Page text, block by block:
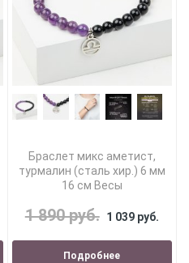
Браслет микс аметист,
турмалин (сталь хир.) 6 мм
16 см Весы
1 890 руб. 1 039 руб.
Подробнее